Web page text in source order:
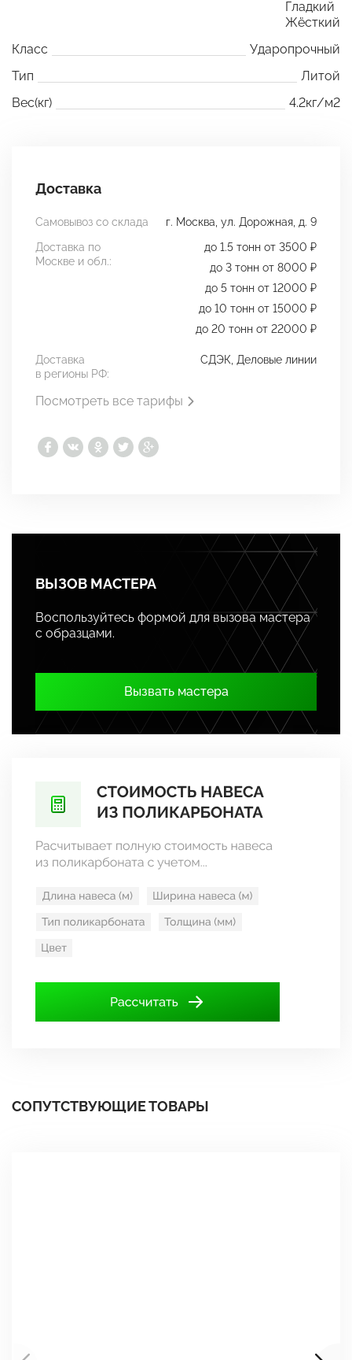
Гладкий
Жёсткий
Класс
Ударопрочный
Тип
Литой
Вес(кг)
4.2кг/м2
Доставка
Самовывоз со склада
г. Москва, ул. Дорожная, д. 9
Доставка по
Москве и обл.:
до 1.5 тонн от 3500 ₽
до 3 тонн от 8000 ₽
до 5 тонн от 12000 ₽
до 10 тонн от 15000 ₽
до 20 тонн от 22000 ₽
Доставка
в регионы РФ:
СДЭК, Деловые линии
Посмотреть все тарифы
ВЫЗОВ МАСТЕРА
Воспользуйтесь формой для вызова мастера
с образцами.
Вызвать мастера
СОПУТСТВУЮЩИЕ ТОВАРЫ